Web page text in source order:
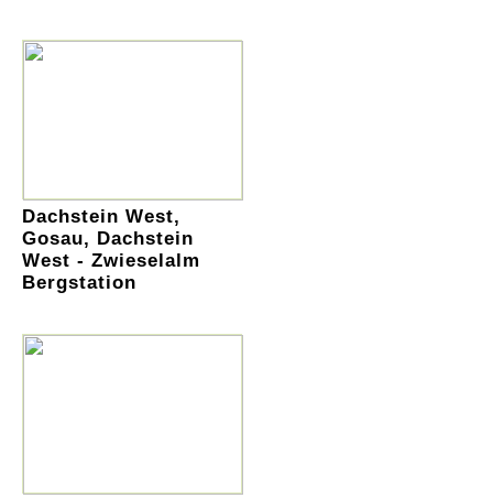
Dachstein West,
Gosau, Dachstein
West - Zwieselalm
Bergstation